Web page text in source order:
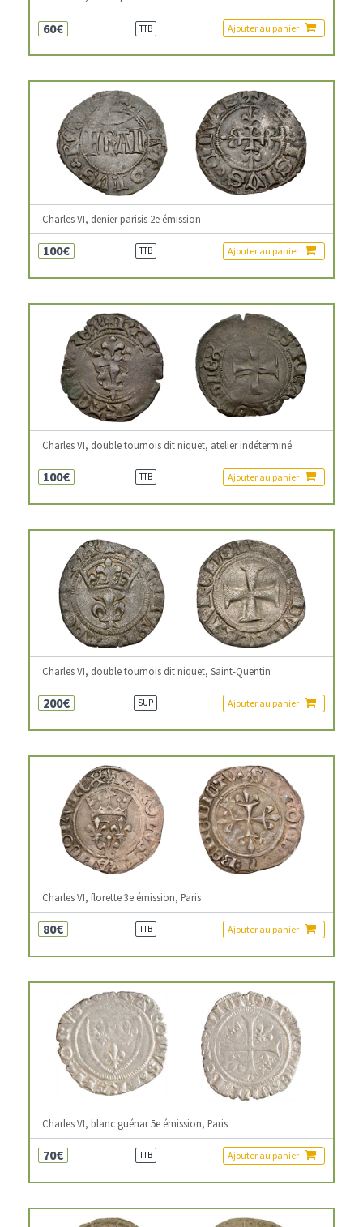
60€ TTB Ajouter au panier
Charles VI, denier parisis 2e émission
100€ TTB Ajouter au panier
Charles VI, double tournois dit niquet, atelier indéterminé
100€ TTB Ajouter au panier
Charles VI, double tournois dit niquet, Saint-Quentin
200€ SUP Ajouter au panier
Charles VI, florette 3e émission, Paris
80€ TTB Ajouter au panier
Charles VI, blanc guénar 5e émission, Paris
70€ TTB Ajouter au panier